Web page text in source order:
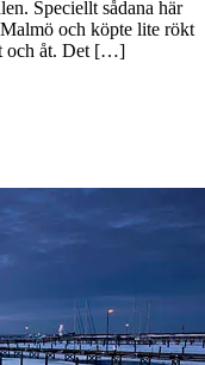
Speciellt sådana här
och köpte lite rökt
och åt. Det […]